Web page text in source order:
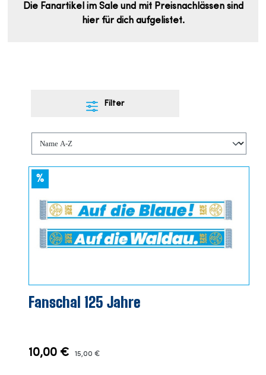
Die Fanartikel im Sale und mit Preisnachlässen sind
hier für dich aufgelistet.
Filter
%
Fanschal 125 Jahre
10,00 € 15,00 €